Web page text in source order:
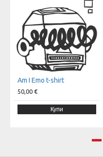
Am I Emo t-shirt
50,00 €
Купи